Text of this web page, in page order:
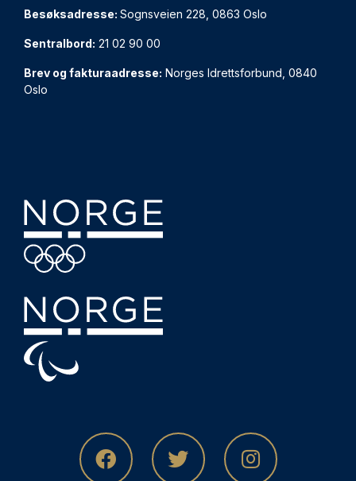
Besøksadresse: Sognsveien 228, 0863 Oslo
Sentralbord: 21 02 90 00
Brev og fakturaadresse: Norges Idrettsforbund, 0840
Oslo